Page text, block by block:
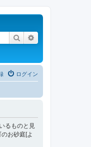
検索
ログイン
るものと見
お砂庭[よ